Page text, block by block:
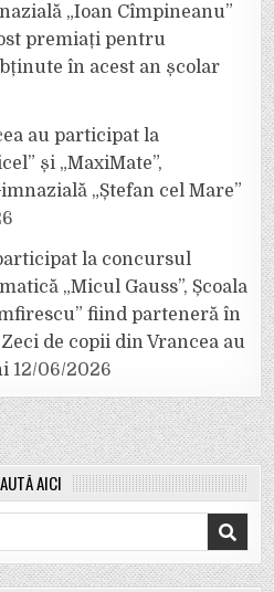
„Ioan Cîmpineanu”
premiați pentru
în acest an școlar
au participat la
și „MaxiMate”,
„Ștefan cel Mare”
la concursul
„Micul Gauss”, Școala
fiind parteneră în
de copii din Vrancea au
12/06/2026
AICI